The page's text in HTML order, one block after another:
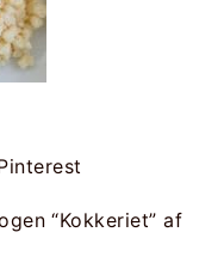
“Kokkeriet” af